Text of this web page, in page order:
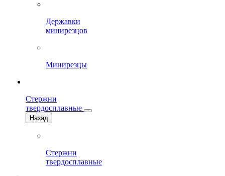
Державки
минирезцов
Минирезцы
Стержни
твердосплавные
Назад
Стержни
твердосплавные